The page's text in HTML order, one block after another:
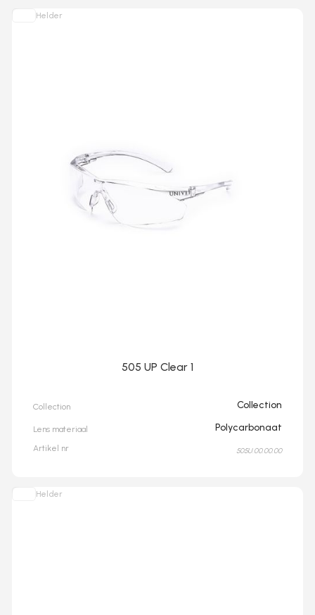
Helder
505 UP Clear 1
Collection Collection
Lens materiaal Polycarbonaat
Artikel nr 505U.00.00.00
Helder